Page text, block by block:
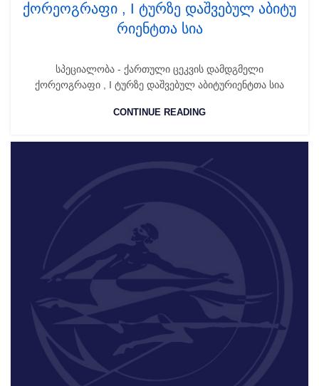
ქორეოგრაფი , I ტურზე დაშვებულ აბიტუ
რიენტთა სია
სპეციალობა - ქართული ცეკვის დამდგმელი
ქორეოგრაფი , I ტურზე დაშვებულ აბიტურიენტთა სია
CONTINUE READING